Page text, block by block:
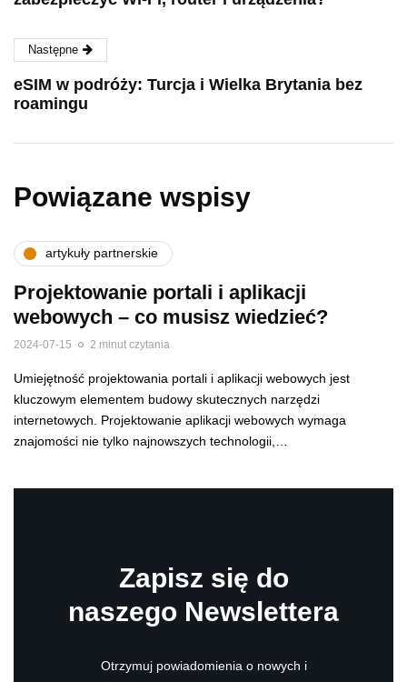
Następne
eSIM w podróży: Turcja i Wielka Brytania bez
roamingu
Powiązane wspisy
artykuły partnerskie
Projektowanie portali i aplikacji
webowych – co musisz wiedzieć?
2024-07-15 2 minut czytania
Umiejętność projektowania portali i aplikacji webowych jest
kluczowym elementem budowy skutecznych narzędzi
internetowych. Projektowanie aplikacji webowych wymaga
znajomości nie tylko najnowszych technologii,…
Zapisz się do
naszego Newslettera
Otrzymuj powiadomienia o nowych i